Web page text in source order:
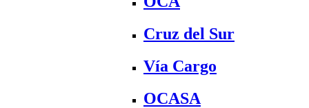
Cruz del Sur
Vía Cargo
OCASA